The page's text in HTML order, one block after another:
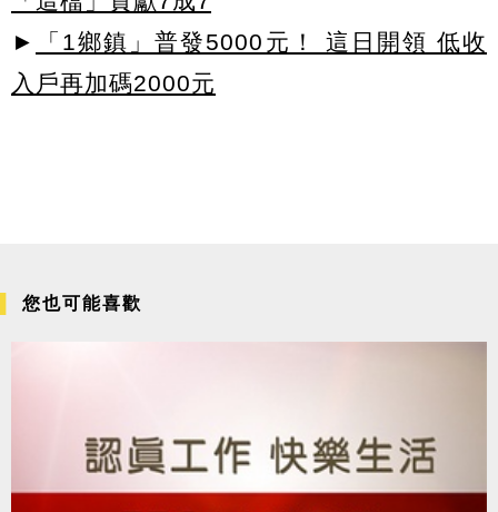
►
「1鄉鎮」普發5000元！ 這日開領 低收
入戶再加碼2000元
您也可能喜歡